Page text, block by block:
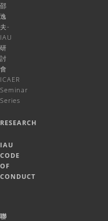
邵
逸
夫-
IAU
研
討
會
ICAER
Seminar
Series
RESEARCH
IAU
CODE
OF
CONDUCT
聯